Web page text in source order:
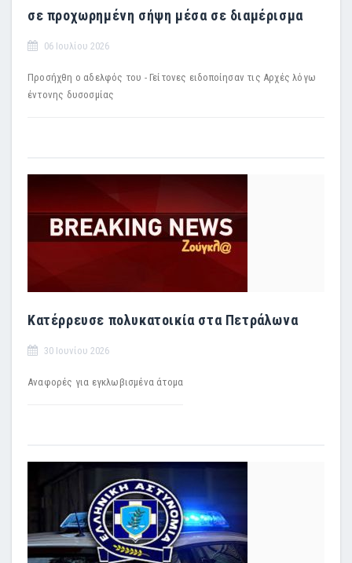
σε προχωρημένη σήψη μέσα σε διαμέρισμα
06 Ιουλίου 2026
Προσήχθη ο αδελφός του - Γείτονες ειδοποίησαν τις Αρχές λόγω
έντονης δυσοσμίας
Κατέρρευσε πολυκατοικία στα Πετράλωνα
30 Ιουνίου 2026
Αναφορές για εγκλωβισμένα άτομα